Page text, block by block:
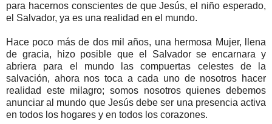
para hacernos conscientes de que Jesús, el niño esperado,
el Salvador, ya es una realidad en el mundo.
Hace poco más de dos mil años, una hermosa Mujer, llena
de gracia, hizo posible que el Salvador se encarnara y
abriera para el mundo las compuertas celestes de la
salvación, ahora nos toca a cada uno de nosotros hacer
realidad este milagro; somos nosotros quienes debemos
anunciar al mundo que Jesús debe ser una presencia activa
en todos los hogares y en todos los corazones.